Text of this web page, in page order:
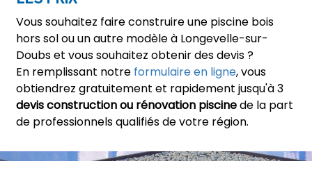
Vous souhaitez faire construire une piscine bois
hors sol ou un autre modèle à Longevelle-sur-
Doubs et vous souhaitez obtenir des devis ?
En remplissant notre formulaire en ligne, vous
obtiendrez gratuitement et rapidement jusqu'à 3
devis construction ou rénovation piscinede la part
de professionnels qualifiés de votre région.